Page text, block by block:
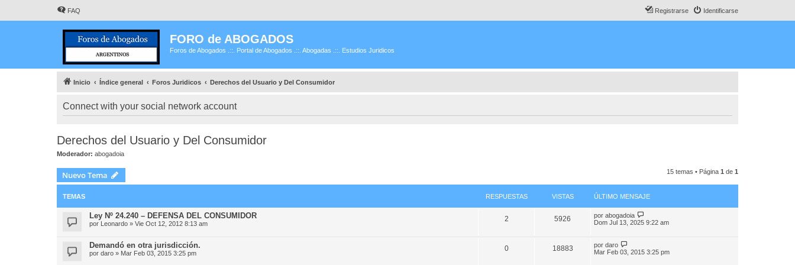
FAQ Identificarse
Registrarse
FORO de ABOGADOS
Foros de Abogados .::. Portal de Abogados .::. Abogadas .::. Estudios Juridicos
Inicio Índice general Foros Juridicos Derechos del Usuario y Del Consumidor
Connect with your social network account
Derechos del Usuario y Del Consumidor
Moderador: abogadoia
Nuevo Tema 15 temas • Página 1 de 1
TEMAS RESPUESTAS VISTAS ÚLTIMO MENSAJE
Ley Nº 24.240 – DEFENSA DEL CONSUMIDOR
por Leonardo » Vie Oct 12, 2012 8:13 am
2 5926 por abogadoia
Dom Jul 13, 2025 9:22 am
Demandó en otra jurisdicción.
por daro » Mar Feb 03, 2015 3:25 pm
0 18883 por daro
Mar Feb 03, 2015 3:25 pm